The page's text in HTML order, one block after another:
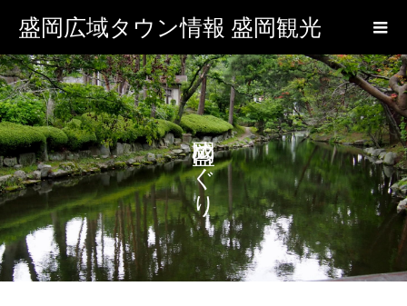
盛岡広域タウン情報 盛岡観光
盛岡めぐり